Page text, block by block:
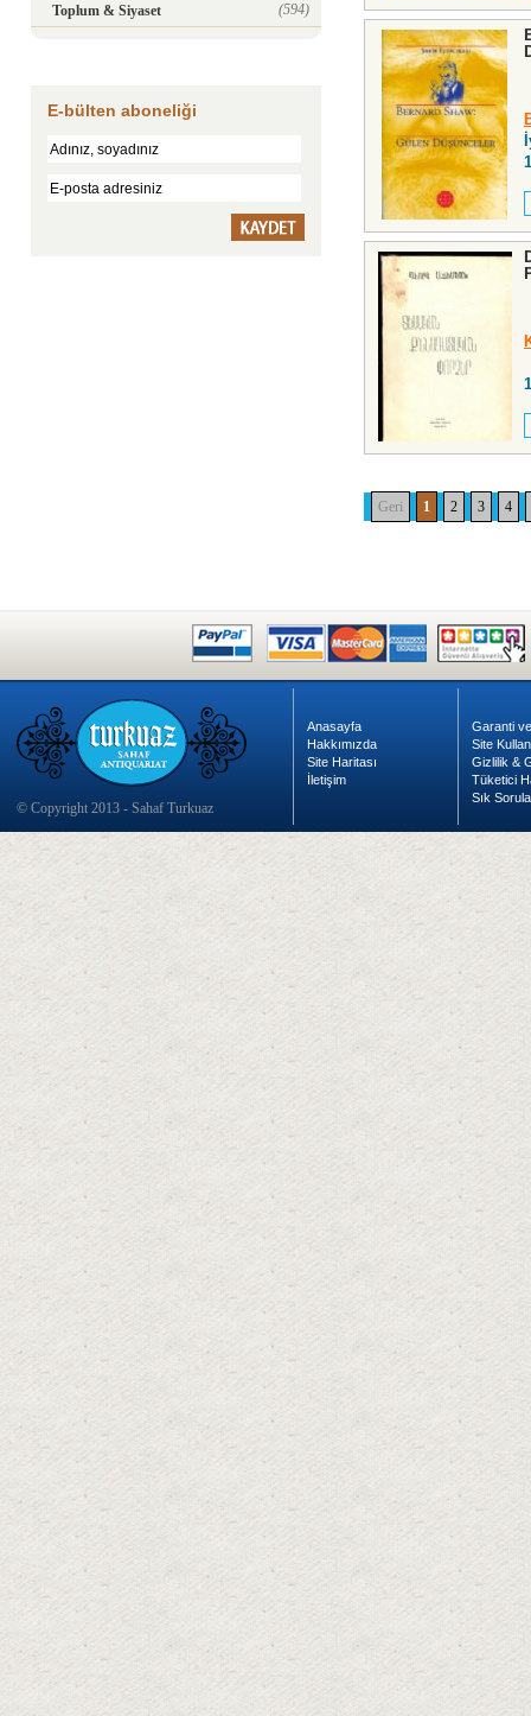
Toplum & Siyaset (594)
E-bülten aboneliği
Geri 1 2 3 4
© Copyright 2013 - Sahaf Turkuaz
Anasayfa
Hakkımızda
Site Haritası
İletişim
Garanti
Site
Gizlilik &
Tüketici
Sık